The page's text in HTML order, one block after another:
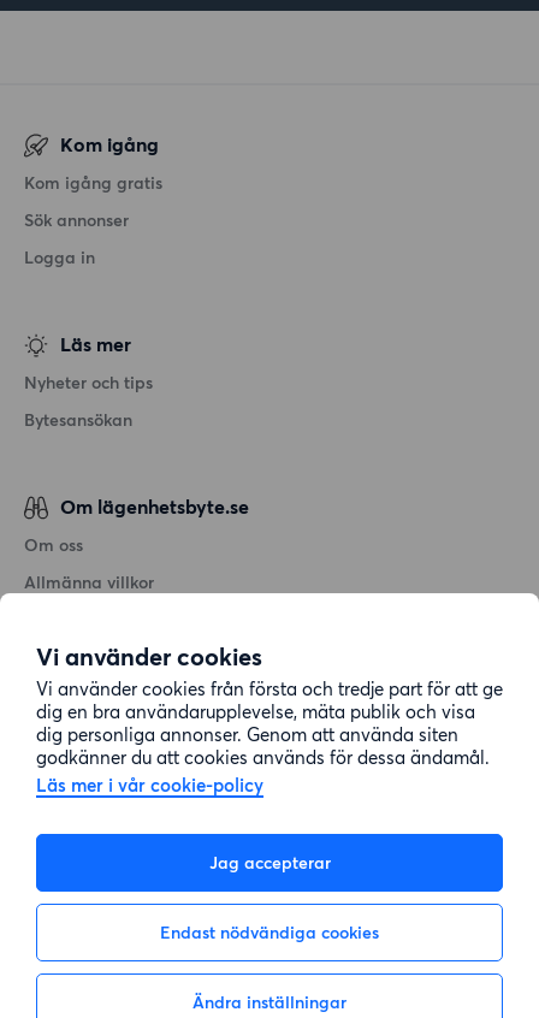
Vi använder cookies
Vi använder cookies från första och tredje part för att ge
dig en bra användarupplevelse, mäta publik och visa
dig personliga annonser. Genom att använda siten
godkänner du att cookies används för dessa ändamål.
Läs mer i vår cookie-policy
Jag accepterar
Endast nödvändiga cookies
Ändra inställningar
Kom igång
Kom igång gratis
Sök annonser
Logga in
Läs mer
Nyheter och tips
Bytesansökan
Om lägenhetsbyte.se
Om oss
Allmänna villkor
Cookiepolicy
Sitemap
Kundtjänst
08-22 00 90
E-post: